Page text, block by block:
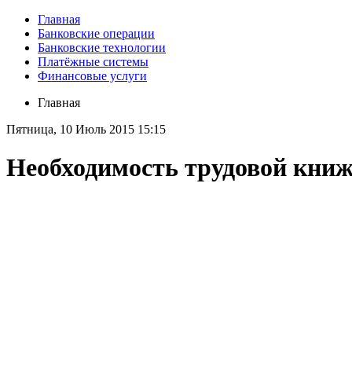
Главная
Банковские операции
Банковские технологии
Платёжные системы
Финансовые услуги
Главная
Пятница, 10 Июль 2015 15:15
Необходимость трудовой